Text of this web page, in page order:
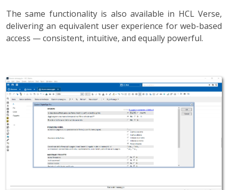
The same functionality is also available in HCL Verse,
delivering an equivalent user experience for web-based
access — consistent, intuitive, and equally powerful.